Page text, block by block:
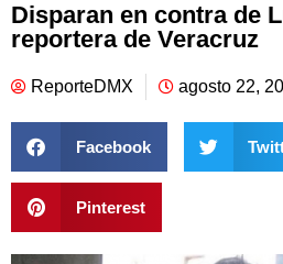
Disparan en contra de
reportera de Veracruz
ReporteDMX agosto 22,
Facebook
Pinterest